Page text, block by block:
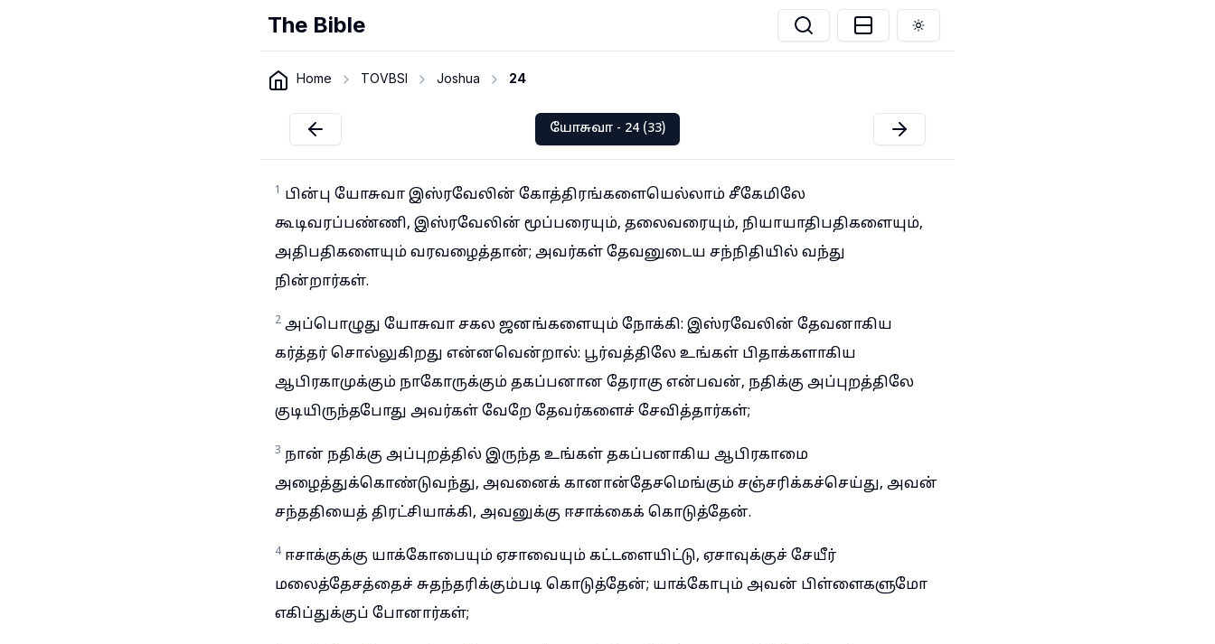
The Bible Toggle theme
Home TOVBSI Joshua 24
யோசுவா - 24 (33)
1 பின்பு யோசுவா இஸ்ரவேலின் கோத்திரங்களையெல்லாம் சீகேமிலே
கூடிவரப்பண்ணி, இஸ்ரவேலின் மூப்பரையும், தலைவரையும், நியாயாதிபதிகளையும்,
அதிபதிகளையும் வரவழைத்தான்; அவர்கள் தேவனுடைய சந்நிதியில் வந்து
நின்றார்கள்.
2 அப்பொழுது யோசுவா சகல ஜனங்களையும் நோக்கி: இஸ்ரவேலின் தேவனாகிய
கர்த்தர் சொல்லுகிறது என்னவென்றால்: பூர்வத்திலே உங்கள் பிதாக்களாகிய
ஆபிரகாமுக்கும் நாகோருக்கும் தகப்பனான தேராகு என்பவன், நதிக்கு அப்புறத்திலே
குடியிருந்தபோது அவர்கள் வேறே தேவர்களைச் சேவித்தார்கள்;
3 நான் நதிக்கு அப்புறத்தில் இருந்த உங்கள் தகப்பனாகிய ஆபிரகாமை
அழைத்துக்கொண்டுவந்து, அவனைக் கானான்தேசமெங்கும் சஞ்சரிக்கச்செய்து, அவன்
சந்ததியைத் திரட்சியாக்கி, அவனுக்கு ஈசாக்கைக் கொடுத்தேன்.
4 ஈசாக்குக்கு யாக்கோபையும் ஏசாவையும் கட்டளையிட்டு, ஏசாவுக்குச் சேயீர்
மலைத்தேசத்தைச் சுதந்தரிக்கும்படி கொடுத்தேன்; யாக்கோபும் அவன் பிள்ளைகளுமோ
எகிப்துக்குப் போனார்கள்;